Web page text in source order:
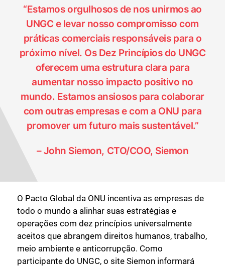
“Estamos orgulhosos de nos unirmos ao
UNGC e levar nosso compromisso com
práticas comerciais responsáveis para o
próximo nível. Os Dez Princípios do UNGC
oferecem uma estrutura clara para
aumentar nosso impacto positivo no
mundo. Estamos ansiosos para colaborar
com outras empresas e com a ONU para
promover um futuro mais sustentável.”
– John Siemon, CTO/COO, Siemon
O Pacto Global da ONU incentiva as empresas de
todo o mundo a alinhar suas estratégias e
operações com dez princípios universalmente
aceitos que abrangem direitos humanos, trabalho,
meio ambiente e anticorrupção. Como
participante do UNGC, o site Siemon informará